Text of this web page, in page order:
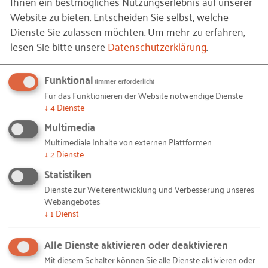
gleichzeitig stehen alle beteiligten Organisationen
immer für vertiefende Einzelberatungen zur
Verfügung.
Mehr Informationen zum Projekt finden Sie hier!
WEITER
Bildquellen und Copyright-Hinweise
© hudiemm /iStock.com– Nachfolgelotsen_Niederbayern_Oberpfalz_.jpg
Ihnen gefällt dieser Beitrag? Teilen Sie ihn mit anderen:
Bleiben Sie auf dem Laufenden!
Mit unseren RKW Alerts bleiben Sie immer auf dem
Website zu bieten. Entscheiden Sie selbst, welche
Dienste Sie zulassen möchten.Um mehr zu erfahren,
lesen Sie bitte unsereDatenschutzerklärung.
Funktional(immer erforderlich)
Für das Funktionieren der Website notwendige Dienste
↓ 4Dienste
Multimedia
Multimediale Inhalte von externen Plattformen
↓ 2Dienste
Statistiken
Dienste zur Weiterentwicklung und Verbesserung unseres
Webangebotes
↓ 1 Dienst
Alle Dienste aktivieren oder deaktivieren
Mit diesem Schalter können Sie alle Dienste aktivieren oder